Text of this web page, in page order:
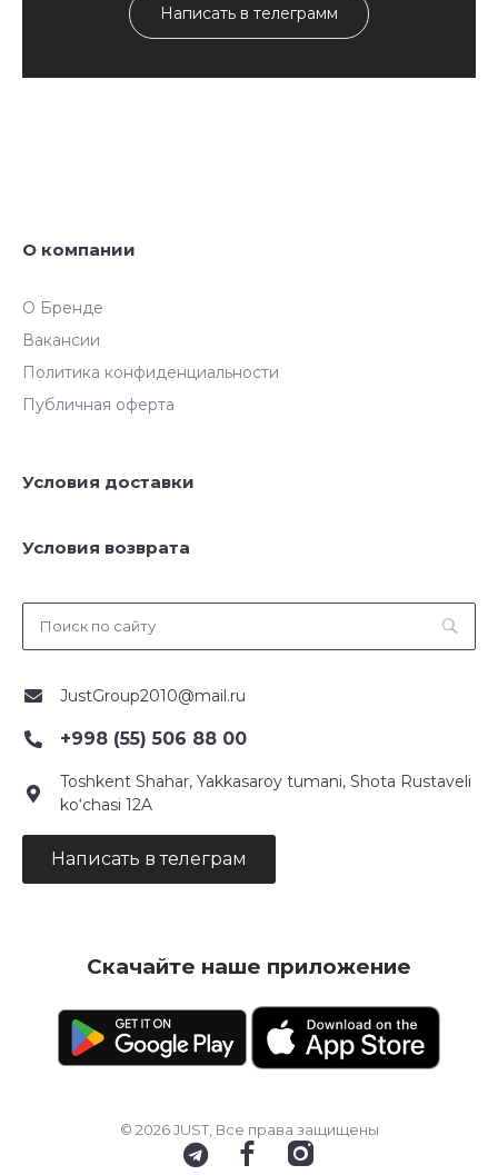
Написать в телеграмм
О компании
О Бренде
Вакансии
Политика конфиденциальности
Публичная оферта
Условия доставки
Условия возврата
JustGroup2010@mail.ru
+998 (55) 506 88 00
Toshkent Shahar, Yakkasaroy tumani, Shota Rustaveli
ko‘chasi 12A
Написать в телеграм
Скачайте наше приложение
© 2026 JUST, Все права защищены